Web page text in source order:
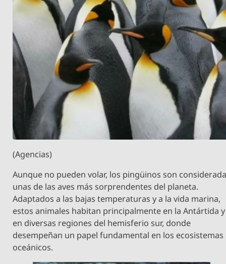
(Agencias)
Aunque no pueden volar, los pingüinos son
unas de las aves más sorprendentes del planeta.
Adaptados a las bajas temperaturas y a la vida marina,
estos animales habitan principalmente en la Antártida y
en diversas regiones del hemisferio sur, donde
desempeñan un papel fundamental en los ecosistemas
oceánicos.